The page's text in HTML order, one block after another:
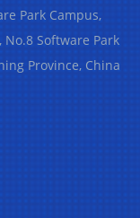
Park Campus,
Software Park
Province, China